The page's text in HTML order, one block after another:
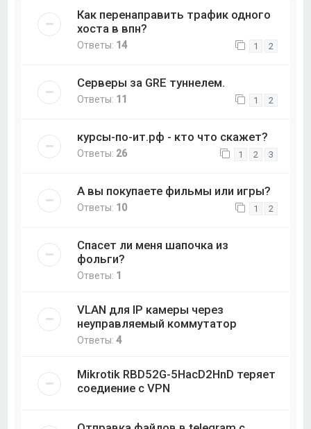
Как перенаправить трафик одного
хоста в впн?
Ответы: 14 1 2
Серверы за GRE туннелем.
Ответы: 11 1 2
курсы-по-ит.рф - кто что скажет?
Ответы: 26 1 2 3
А вы покупаете фильмы или игры?
Ответы: 10 1 2
Спасет ли меня шапочка из
фольги?
Ответы: 1
VLAN для IP камеры через
неуправляемый коммутатор
Ответы:4
Mikrotik RBD52G-5HacD2HnD теряет
соедиение с VPN